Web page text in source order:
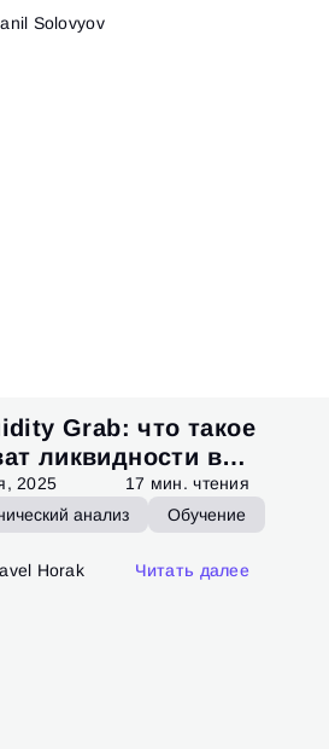
Solovyov
Grab: что такое
ликвидности в
2025
17 мин. чтения
анализ
Обучение
Horak Читать далее